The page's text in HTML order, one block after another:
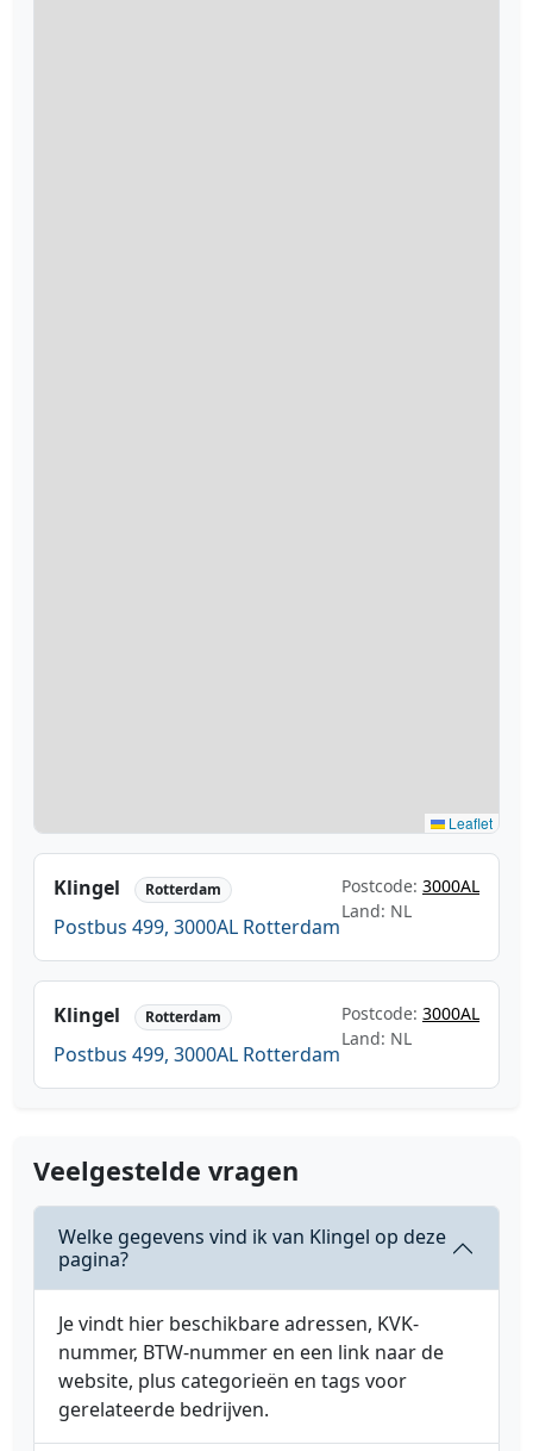
Leaflet
Klingel Rotterdam
Postbus 499, 3000AL Rotterdam
Postcode: 3000AL
Land: NL
Klingel Rotterdam
Postbus 499, 3000AL Rotterdam
Postcode: 3000AL
Land: NL
Veelgestelde vragen
Welke gegevens vind ik van Klingel op deze
pagina?
Je vindt hier beschikbare adressen, KVK-
nummer, BTW-nummer en een link naar de
website, plus categorieën en tags voor
gerelateerde bedrijven.